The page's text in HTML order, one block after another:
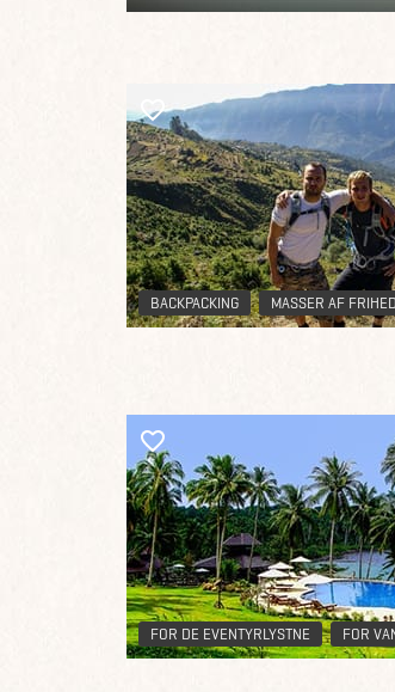
BACKPACKING MASSER AF FRIHED
FOR DE EVENTYRLYSTNE FOR